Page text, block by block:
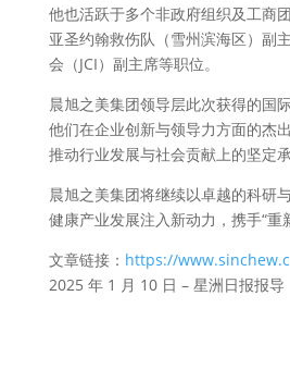
他也活跃于多个非政府组织及工商
亚圣约翰救伤队（雪州滨海区）副
会（JCI）副主席等职位。
晨旭之美集团领导层此次获得的国
他们在企业创新与领导力方面的杰
推动行业发展与社会贡献上的坚定承
晨旭之美集团将继续以卓越的科研
健康产业发展注入新动力，携手“重
文章链接： https://
2025 年 1 月 10 日 – 星洲日报报导